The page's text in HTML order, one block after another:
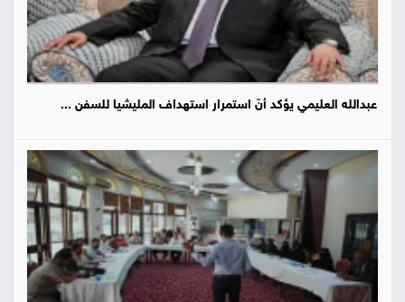
عبدالله العليمي يؤكد أنّ استمرار استهداف المليشيا للسفن ...